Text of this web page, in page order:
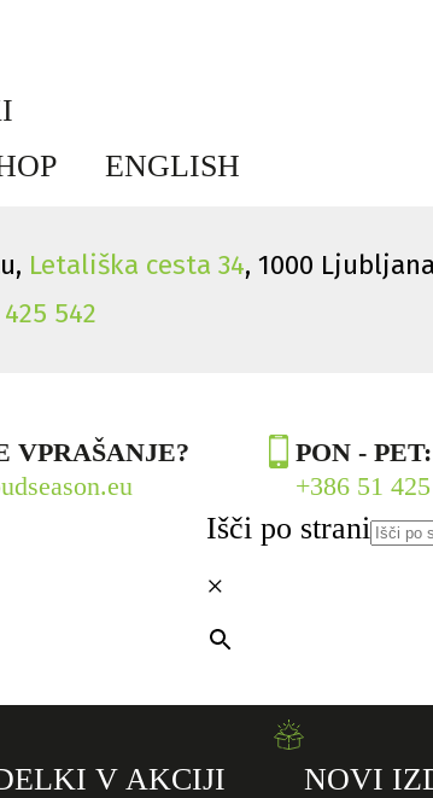
ENGLISH
Letališka cesta 34, 1000
425 542
VPRAŠANJE?
PON -
+386 51
Išči po strani
×
V AKCIJI NOVI